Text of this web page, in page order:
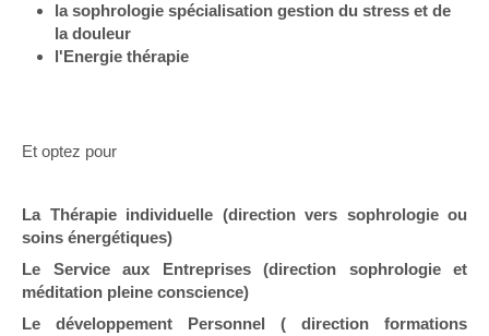
la sophrologie spécialisation gestion du stress et de
la douleur
l'Energie thérapie
Et optez pour
La Thérapie individuelle (direction vers sophrologie ou
soins énergétiques)
Le Service aux Entreprises (direction sophrologie et
méditation pleine conscience)
Le développement Personnel ( direction formations